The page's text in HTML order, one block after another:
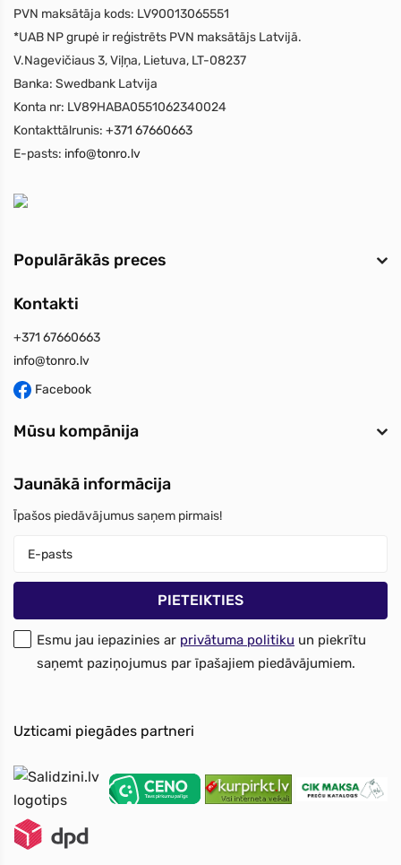
PVN maksātāja kods: LV90013065551
*UAB NP grupė ir reģistrēts PVN maksātājs Latvijā.
V.Nagevičiaus 3, Viļņa, Lietuva, LT-08237
Banka: Swedbank Latvija
Konta nr: LV89HABA0551062340024
Kontakttālrunis: +371 67660663
E-pasts: info@tonro.lv
Populārākās preces
Kontakti
+371 67660663
info@tonro.lv
Facebook
Mūsu kompānija
Jaunākā informācija
Īpašos piedāvājumus saņem pirmais!
Esmu jau iepazinies ar privātuma politiku un piekrītu
saņemt paziņojumus par īpašajiem piedāvājumiem.
Uzticami piegādes partneri